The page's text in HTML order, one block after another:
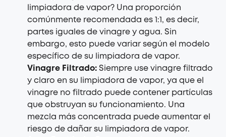
limpiadora de vapor? Una proporción
comúnmente recomendada es 1:1, es decir,
partes iguales de vinagre y agua. Sin
embargo, esto puede variar según el modelo
específico de su limpiadora de vapor.
Vinagre Filtrado: Siempre use vinagre filtrado
y claro en su limpiadora de vapor, ya que el
vinagre no filtrado puede contener partículas
que obstruyan su funcionamiento. Una
mezcla más concentrada puede aumentar el
riesgo de dañar su limpiadora de vapor.